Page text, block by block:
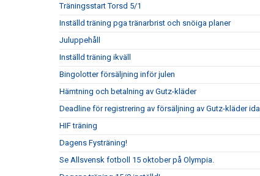
Träningsstart Torsd 5/1
Inställd träning pga tränarbrist och snöiga planer
Juluppehåll
Inställd träning ikväll
Bingolotter försäljning inför julen
Hämtning och betalning av Gutz-kläder
Deadline för registrering av försäljning av Gutz-kläder
HIF träning
Dagens Fysträning!
Se Allsvensk fotboll 15 oktober på Olympia.